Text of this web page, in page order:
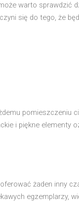
warto sprawdzić
się do tego, że
pomieszczeniu
i piękne elementy
żaden inny
egzemplarzy,